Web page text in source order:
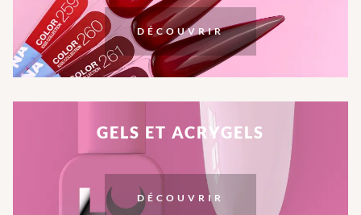
DÉCOUVRIR
GELS ET ACRYGELS
DÉCOUVRIR